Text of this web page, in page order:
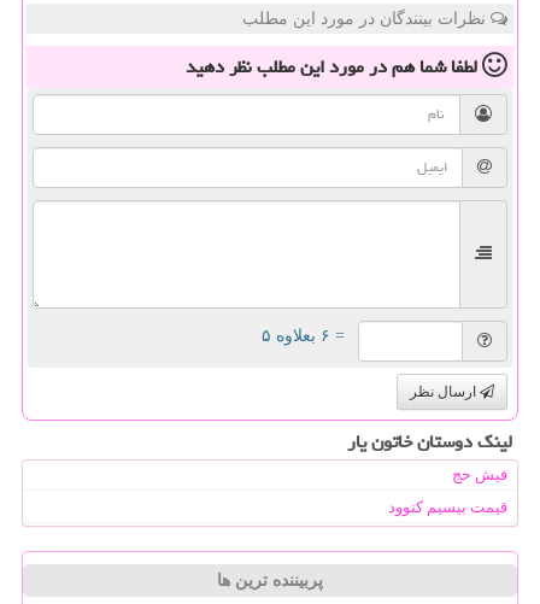
نظرات بینندگان در مورد این مطلب
لطفا شما همدر مورد این مطلبنظر دهید
= ۶ بعلاوه ۵
ارسال نظر
لینک دوستان خاتون یار
فیش حج
قیمت بیسیم کنوود
پربیننده ترین ها